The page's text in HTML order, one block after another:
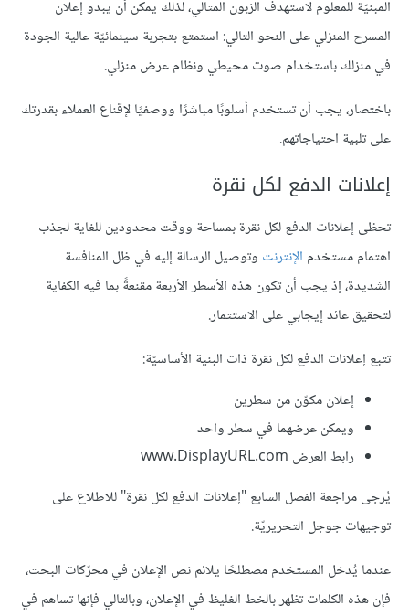
المبنيّة للمعلوم لاستهدف الزبون المثالي، لذلك يمكن أن يبدو إعلان
المسرح المنزلي على النحو التالي: استمتع بتجربة سينمائيّة عالية الجودة
في منزلك باستخدام صوت محيطي ونظام عرض منزلي.
باختصار، يجب أن تستخدم أسلوبًا مباشرًا ووصفيًا لإقناع العملاء بقدرتك
على تلبية احتياجاتهم.
إعلانات الدفع لكل نقرة
تحظى إعلانات الدفع لكل نقرة بمساحة ووقت محدودين للغاية لجذب
اهتمام مستخدم الإنترنت وتوصيل الرسالة إليه في ظل المنافسة
الشديدة، إذ يجب أن تكون هذه الأسطر الأربعة مقنعةً بما فيه الكفاية
لتحقيق عائد إيجابي على الاستثمار.
تتبع إعلانات الدفع لكل نقرة ذات البنية الأساسيّة:
إعلان مكوّن من سطرين
ويمكن عرضهما في سطر واحد
رابط العرض www.DisplayURL.com
يُرجى مراجعة الفصل السابع "إعلانات الدفع لكل نقرة" للاطلاع على
توجيهات جوجل التحريريّة.
عندما يُدخل المستخدم مصطلحًا يلائم نص الإعلان في محرّكات البحث،
فإن هذه الكلمات تظهر بالخط الغليظ في الإعلان، وبالتالي فإنها تساهم في